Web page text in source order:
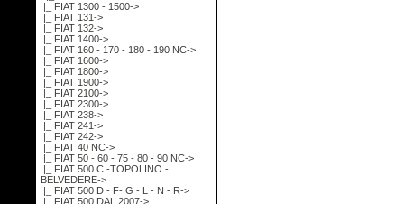
|_ FIAT 1300 - 1500->
|_ FIAT 131->
|_ FIAT 132->
|_ FIAT 1400->
|_ FIAT 160 - 170 - 180 - 190 NC->
|_ FIAT 1600->
|_ FIAT 1800->
|_ FIAT 1900->
|_ FIAT 2100->
|_ FIAT 2300->
|_ FIAT 238->
|_ FIAT 241->
|_ FIAT 242->
|_ FIAT 40 NC->
|_ FIAT 50 - 60 - 75 - 80 - 90 NC->
|_ FIAT 500 C -TOPOLINO -
BELVEDERE->
|_ FIAT 500 D - F- G - L - N - R->
|_ FIAT 500 DAL 2007->